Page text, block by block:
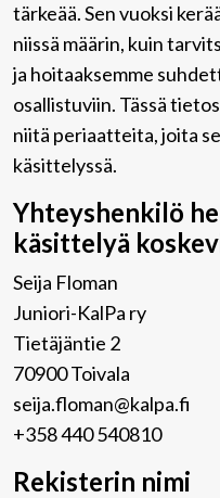
tärkeää. Sen vuoksi
niissä määrin, kuin
ja hoitaaksemme
osallistuviin. Tässä
niitä periaatteita, joita
käsittelyssä.
Yhteyshenkilö
käsittelyä
Seija Floman
Juniori-KalPa ry
Tietäjäntie 2
70900 Toivala
seija.floman@kalpa.fi
+358 440 540810
Rekisterin nimi